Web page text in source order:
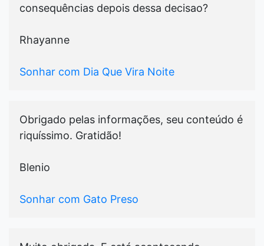
consequências depois dessa decisao?
Rhayanne
Sonhar com Dia Que Vira Noite
Obrigado pelas informações, seu conteúdo é
riquíssimo. Gratidão!
Blenio
Sonhar com Gato Preso